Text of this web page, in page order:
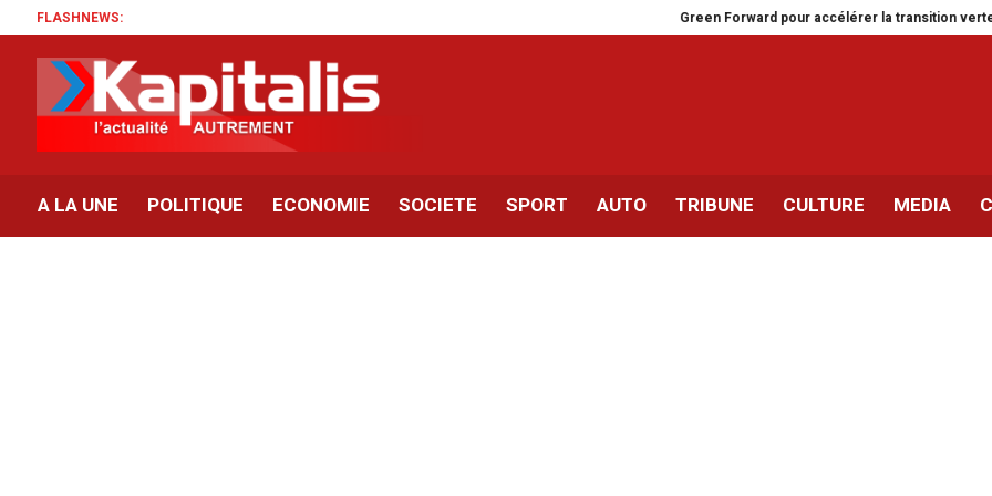
FLASHNEWS: Green Forward pour accélérer la transition verte en
A LA UNE POLITIQUE ECONOMIE SOCIETE SPORT AUTO TRIBUNE CULTURE MEDIA